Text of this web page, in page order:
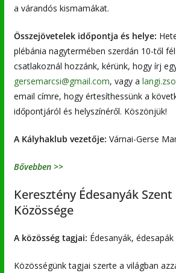
a várandós kismamákat.
Összejövetelek időpontja és helye:
plébánia nagytermében szerdán 10-től
csatlakoznál hozzánk, kérünk, hogy írj
gersemarcsi@gmail.com, vagy a
email címre, hogy értesíthessünk a
időpontjáról és helyszínéről. Köszönjük!
A Kályhaklub vezetője: Várnai-Gerse
Bővebben >>
Keresztény Édesanyák
Közössége
A közösség tagjai: Édesanyák,
Közösségünk tagjai szerte a világban